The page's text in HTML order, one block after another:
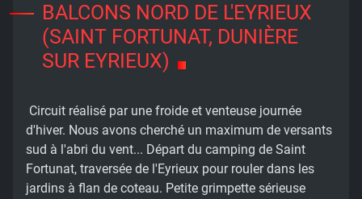
BALCONS NORD DE L'EYRIEUX
(SAINT FORTUNAT, DUNIÈRE
SUR EYRIEUX)
Circuit réalisé par une froide et venteuse journée
d'hiver. Nous avons cherché un maximum de versants
sud à l'abri du vent... Départ du camping de Saint
Fortunat, traversée de l'Eyrieux pour rouler dans les
jardins à flan de coteau. Petite grimpette sérieuse